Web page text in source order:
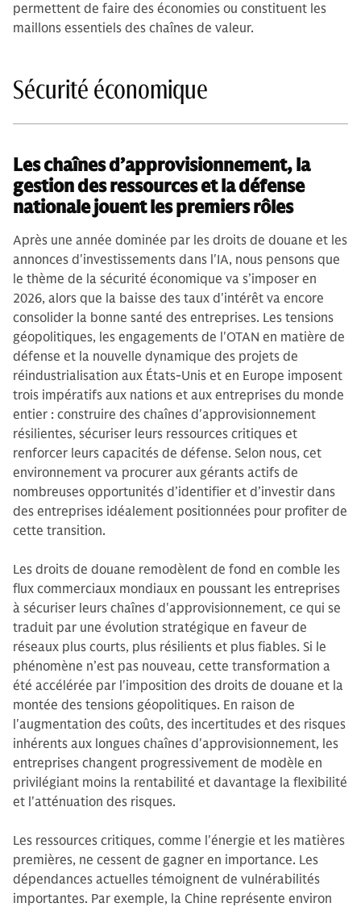
permettent de faire des économies ou constituent les
maillons essentiels des chaînes de valeur.
Sécurité économique
Les chaînes d’approvisionnement, la
gestion des ressources et la défense
nationale jouent les premiers rôles
Après une année dominée par les droits de douane et les
annonces d'investissements dans l'IA, nous pensons que
le thème de la sécurité économique va s’imposer en
2026, alors que la baisse des taux d'intérêt va encore
consolider la bonne santé des entreprises. Les tensions
géopolitiques, les engagements de l'OTAN en matière de
défense et la nouvelle dynamique des projets de
réindustrialisation aux États-Unis et en Europe imposent
trois impératifs aux nations et aux entreprises du monde
entier : construire des chaînes d'approvisionnement
résilientes, sécuriser leurs ressources critiques et
renforcer leurs capacités de défense. Selon nous, cet
environnement va procurer aux gérants actifs de
nombreuses opportunités d’identifier et d’investir dans
des entreprises idéalement positionnées pour profiter de
cette transition.
Les droits de douane remodèlent de fond en comble les
flux commerciaux mondiaux en poussant les entreprises
à sécuriser leurs chaînes d'approvisionnement, ce qui se
traduit par une évolution stratégique en faveur de
réseaux plus courts, plus résilients et plus fiables. Si le
phénomène n’est pas nouveau, cette transformation a
été accélérée par l'imposition des droits de douane et la
montée des tensions géopolitiques. En raison de
l'augmentation des coûts, des incertitudes et des risques
inhérents aux longues chaînes d'approvisionnement, les
entreprises changent progressivement de modèle en
privilégiant moins la rentabilité et davantage la flexibilité
et l'atténuation des risques.
Les ressources critiques, comme l'énergie et les matières
premières, ne cessent de gagner en importance. Les
dépendances actuelles témoignent de vulnérabilités
importantes. Par exemple, la Chine représente environ